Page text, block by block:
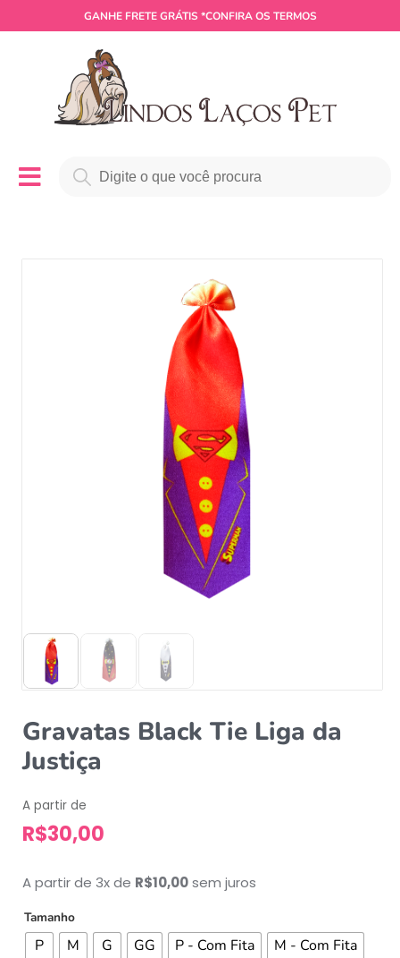
GANHE FRETE GRÁTIS *CONFIRA OS TERMOS
Gravatas Black Tie Liga da
Justiça
A partir de
R$30,00
A partir de 3x de R$10,00sem juros
Tamanho
P M G GG P - Com Fita
M - Com Fita